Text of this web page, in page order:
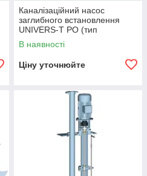
Каналізаційний насос
заглибного встановлення
UNIVERS-T PO (тип
встановлення S, T, H, V)
В наявності
Ціну уточнюйте